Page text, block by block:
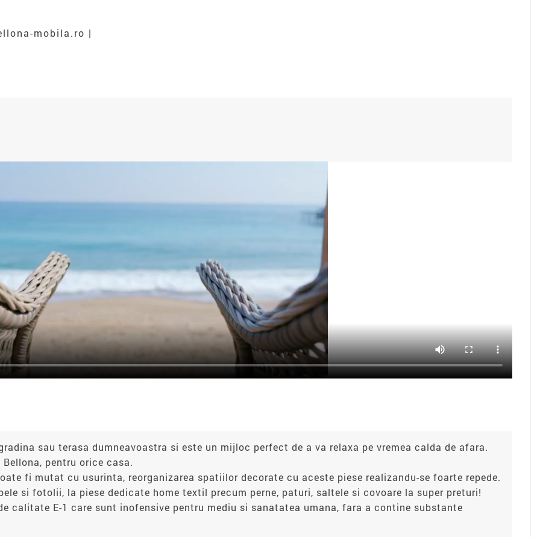
mobila.ro |
sau terasa dumneavoastra si este un mijloc perfect de a va relaxa pe vremea calda de afara.
pentru orice casa.
fi mutat cu usurinta, reorganizarea spatiilor decorate cu aceste piese realizandu-se foarte repede.
si fotolii, la piese dedicate home textil precum perne, paturi, saltele si covoare la super preturi!
calitate E-1 care sunt inofensive pentru mediu si sanatatea umana, fara a contine substante